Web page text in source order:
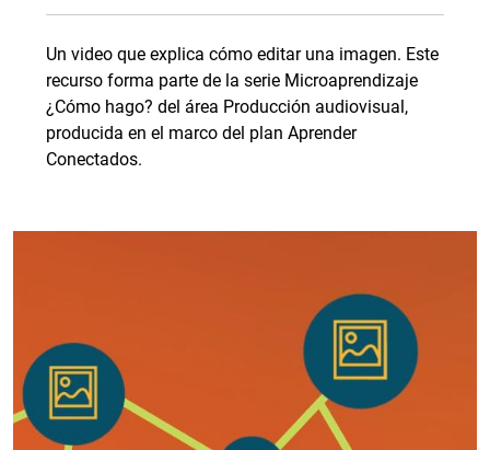
Un video que explica cómo editar una imagen. Este
recurso forma parte de la serie Microaprendizaje
¿Cómo hago? del área Producción audiovisual,
producida en el marco del plan Aprender
Conectados.